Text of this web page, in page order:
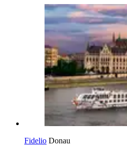
Fidelio Donau